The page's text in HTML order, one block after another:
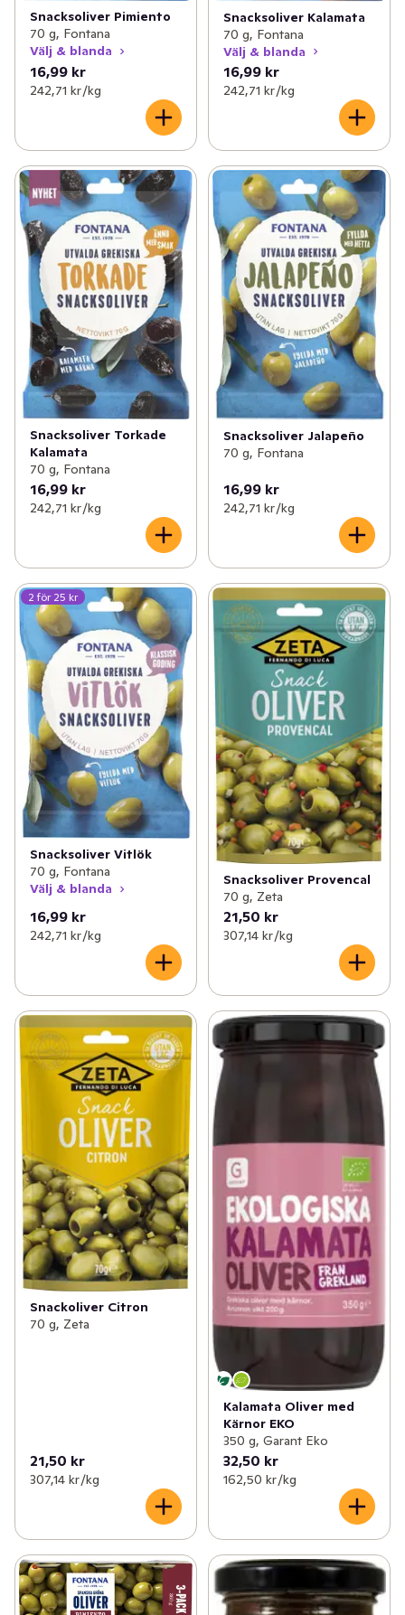
Snacksoliver Pimiento
70 g, Fontana
Välj & blanda
16,99 kr
242,71 kr /kg
Snacksoliver Kalamata
70 g, Fontana
Välj & blanda
16,99 kr
242,71 kr /kg
Snacksoliver Torkade
Kalamata
70 g, Fontana
16,99 kr
242,71 kr /kg
Snacksoliver Jalapeño
70 g, Fontana
16,99 kr
242,71 kr /kg
2 för 25 kr
Snacksoliver Vitlök
70 g, Fontana
Välj & blanda
16,99 kr
242,71 kr /kg
Snacksoliver Provencal
70 g, Zeta
21,50 kr
307,14 kr /kg
Snackoliver Citron
70 g, Zeta
21,50 kr
307,14 kr /kg
Kalamata Oliver med
Kärnor EKO
350 g, Garant Eko
32,50 kr
162,50 kr /kg